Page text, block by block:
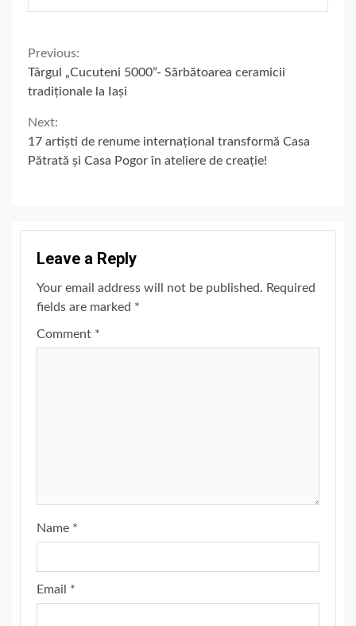
Continue
Reading
Previous:
Târgul „Cucuteni 5000”- Sărbătoarea ceramicii
tradiționale la Iași
Next:
17 artiști de renume internațional transformă Casa
Pătrată și Casa Pogor în ateliere de creație!
Leave a Reply
Your email address will not be published. Required
fields are marked *
Comment *
Name *
Email *